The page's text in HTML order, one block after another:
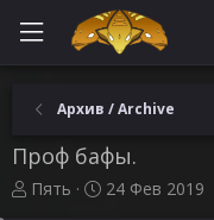
Архив / Archive
Проф бафы.
А
Пять
Д
24 Фев 2019